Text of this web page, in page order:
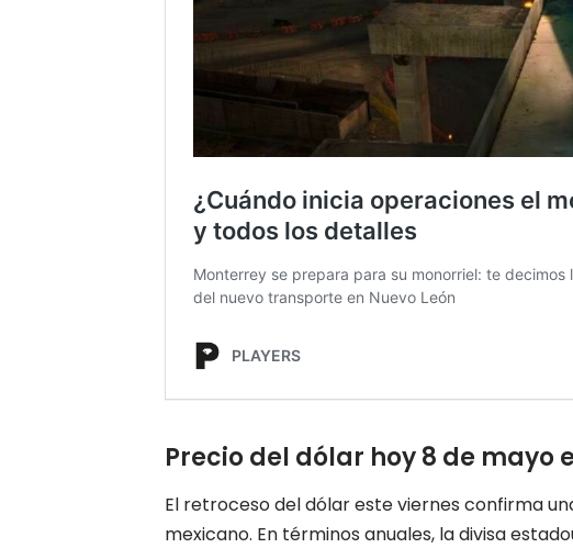
Precio del dólar hoy 8 de mayo
El retroceso del dólar este viernes confirma
mexicano. En términos anuales, la divisa